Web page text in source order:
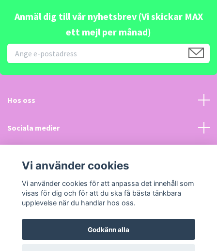
Anmäl dig till vår nyhetsbrev (Vi skickar MAX
ett mejl per månad)
Hos oss
Sociala medier
Läs mer
Vi använder cookies
Vi använder cookies för att anpassa det innehåll som
visas för dig och för att du ska få bästa tänkbara
upplevelse när du handlar hos oss.
Godkänn alla